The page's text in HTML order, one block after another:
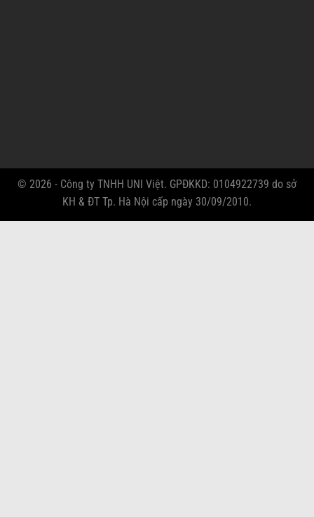
© 2026 - Công ty TNHH UNI Việt. GPĐKKD: 0104922739 do sở
KH & ĐT Tp. Hà Nội cấp ngày 30/09/2010.